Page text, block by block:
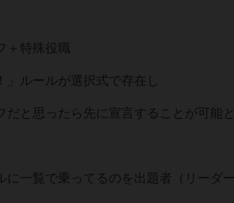
＋特殊役職
」ルールが選択式で存在し
と思ったら先に宣言することが可能
一覧で乗ってるのを出題者（リーダ